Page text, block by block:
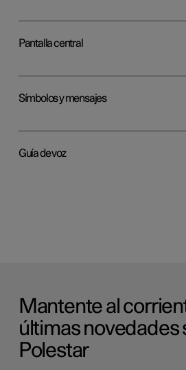
Pantalla central
Símbolos y mensajes
Guía de voz
Mantente al
últimas novedades
Polestar